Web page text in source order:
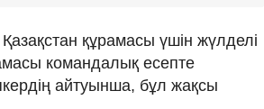
құрамасы үшін жүлделі
командалық есепте
айтуынша, бұл жақсы